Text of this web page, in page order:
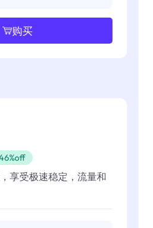
购买
享受极速稳定，流量和